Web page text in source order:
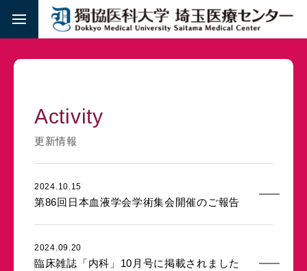
Activity
更新情報
2024.10.15
第86回日本血液学会学術集会開催のご報告
2024.09.20
臨床雑誌「内科」10月号に掲載されました